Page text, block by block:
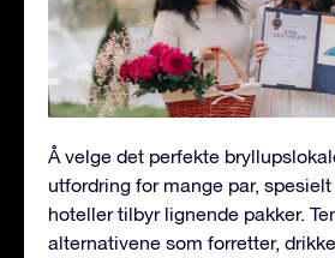
Å velge det perfekte
utfordring for mange par,
hoteller tilbyr lignende pakker.
alternativene som forretter,